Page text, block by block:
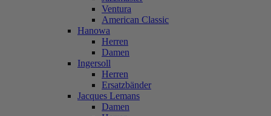
Ventura
American Classic
Hanowa
Herren
Damen
Ingersoll
Herren
Ersatzbänder
Jacques Lemans
Damen